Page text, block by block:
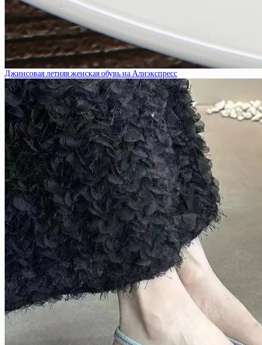
Джинсовая летняя женская обувь на Алиэкспресс